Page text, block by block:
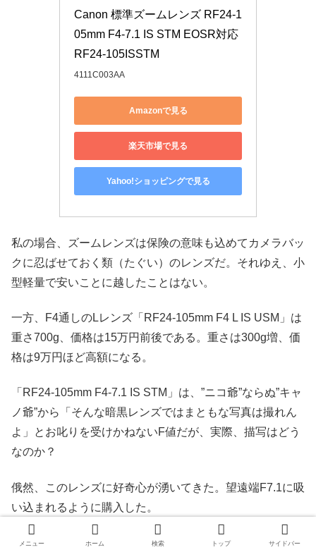
Canon 標準ズームレンズ RF24-1
05mm F4-7.1 IS STM EOSR対応
RF24-105ISSTM
4111C003AA
Amazonで見る
楽天市場で見る
Yahoo!ショッピングで見る
私の場合、ズームレンズは保険の意味も込めてカメラバッ
クに忍ばせておく類（たぐい）のレンズだ。それゆえ、小
型軽量で安いことに越したことはない。
一方、F4通しのLレンズ「RF24-105mm F4 L IS USM」は
重さ700g、価格は15万円前後である。重さは300g増、価
格は9万円ほど高額になる。
「RF24-105mm F4-7.1 IS STM」は、”ニコ爺”ならぬ”キャ
ノ爺”から「そんな暗黒レンズではまともな写真は撮れん
よ」とお叱りを受けかねないF値だが、実際、描写はどう
なのか？
俄然、このレンズに好奇心が湧いてきた。望遠端F7.1に吸
い込まれるように購入した。
このレンズは単品より、ボディとセットのレンズキットで
メニュー ホーム 検索 トップ サイドバー